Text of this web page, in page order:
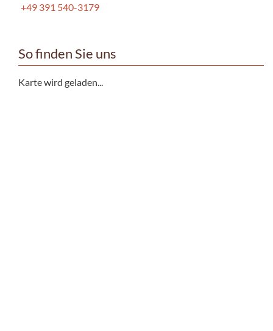
+49 391 540-3179
So finden Sie uns
Karte wird geladen...